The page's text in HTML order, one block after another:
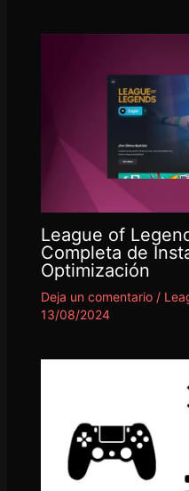
League of
Completa de
Optimización
Deja un comentario /
13/08/2024